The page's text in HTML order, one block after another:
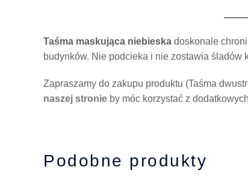
Taśma maskująca niebieska doskonale
budynków. Nie podcieka i nie zostawia
Zapraszamy do zakupu produktu (Taśma
naszej stronie by móc korzystać z
Podobne produkty